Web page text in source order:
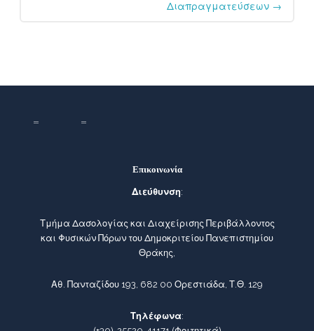
Διαπραγματεύσεων →
Επικοινωνία
Διεύθυνση:
Τμήμα Δασολογίας και Διαχείρισης Περιβάλλοντος
και Φυσικών Πόρων του Δημοκριτείου Πανεπιστημίου
Θράκης,
Αθ. Πανταζίδου 193, 682 00 Ορεστιάδα, Τ.Θ. 129
Τηλέφωνα: